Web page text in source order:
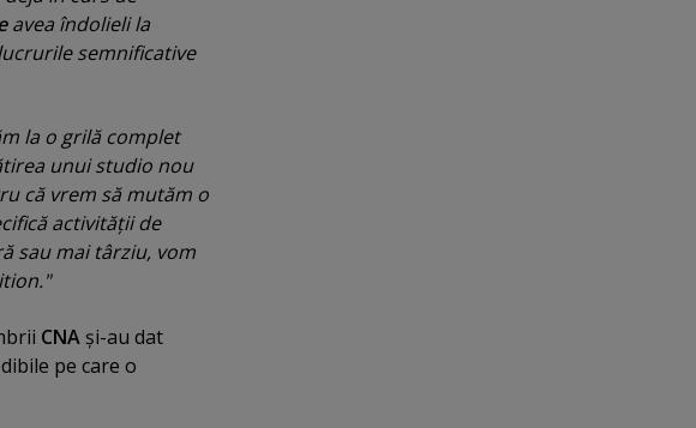
avea îndolieli la
semnificative
la o grilă complet
unui studio nou
că vrem să mutăm o
activităţii de
sau mai târziu, vom
CNA şi-au dat
pe care o